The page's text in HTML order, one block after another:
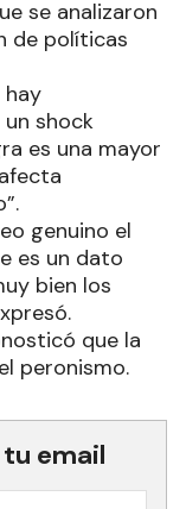
se analizaron
de políticas
hay
shock
es una mayor
genuino el
es un dato
bien los
que la
peronismo.
email